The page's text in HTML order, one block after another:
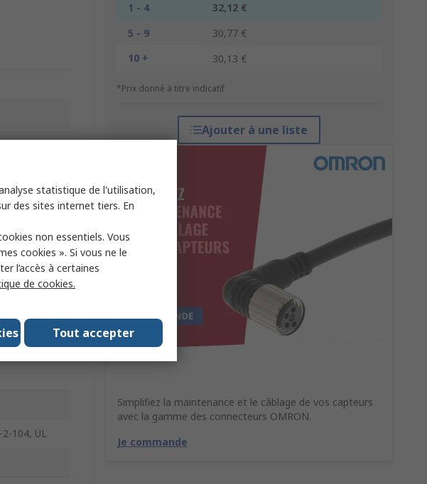
1 - 4
32,12 €
5 - 9
30,77 €
10 +
30,13 €
*Prix donné à titre indicatif
Ajouter à une liste
Simplifiez la maintenance et le câblage de vos capteurs
avec la gamme des connecteurs OMRON.
Je commande
2-104, UL
statistique de l'utilisation,
des sites internet tiers. En
non essentiels. Vous
cookies ». Si vous ne le
l’accès à certaines
de cookies.
Tout accepter